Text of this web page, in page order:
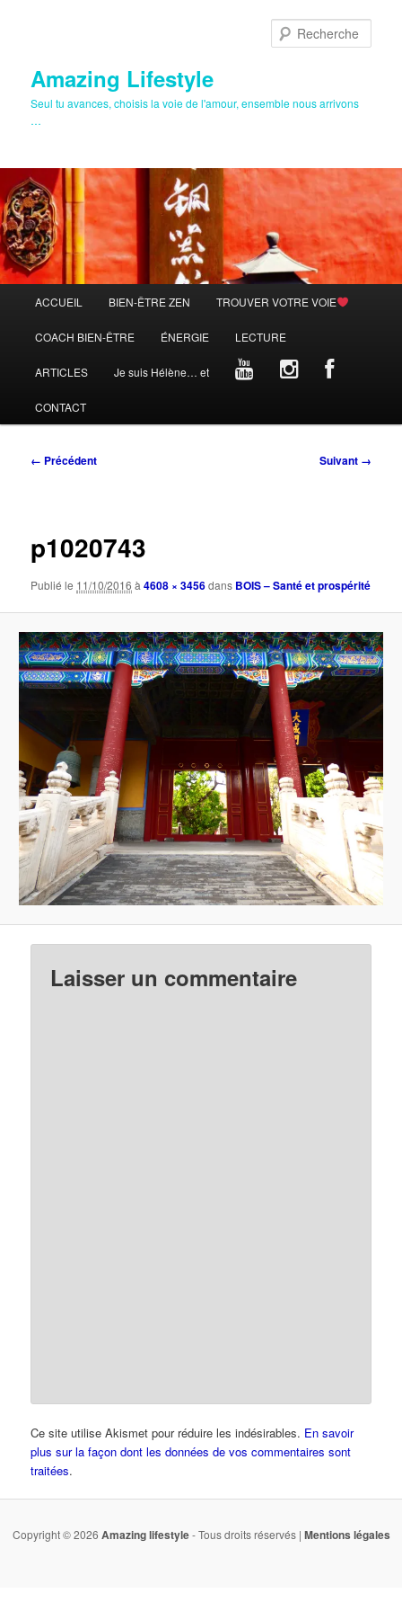
Amazing Lifestyle
Seul tu avances, choisis la voie de l'amour, ensemble nous arrivons
…
principal
ACCUEIL BIEN-ÊTRE ZEN TROUVER VOTRE VOIE
COACH BIEN-ÊTRE ÉNERGIE LECTURE
ARTICLES Je suis Hélène… et
CONTACT
Navigation
← Précédent Suivant →
p1020743
Publié le 11/10/2016 à4608 × 3456dans BOIS – Santé et prospérité
Laisser un commentaire
Ce site utilise Akismet pour réduire les indésirables. En savoir
plus sur la façon dont les données de vos commentaires sont
traitées.
Copyright © 2026 Amazing lifestyle- Tous droits réservés | Mentions légales